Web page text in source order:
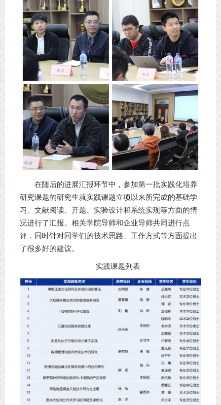
在随后的进展汇报环节中，参加第一批实践化培养
研究课题的研究生就实践课题立项以来所完成的基础学
习、文献阅读、开题、实验设计和系统实现等方面的情
况进行了汇报。相关学院导师和企业导师共同进行点
评，同时针对同学们的技术思路、工作方式等方面提出
了很多好的建议。
实践课题列表